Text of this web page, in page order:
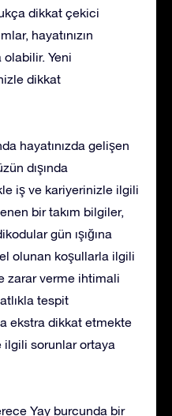
dikkat çekici
hayatınızın
Yeni
dikkat
hayatınızda gelişen
dışında
iş ve kariyerinizle ilgili
bir takım bilgiler,
gün ışığına
olunan koşullarla ilgili
zarar verme ihtimali
tespit
ekstra dikkat etmekte
ilgili sorunlar ortaya
Yay burcunda bir